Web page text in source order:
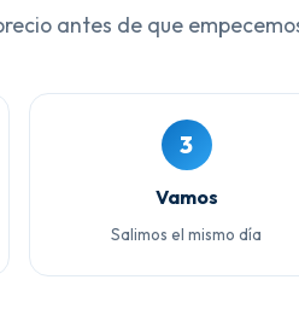
antes de que
3
Vamos
Salimos el mismo día